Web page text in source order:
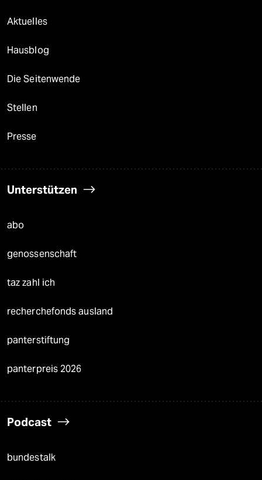
Aktuelles
Hausblog
Die Seitenwende
Stellen
Presse
Unterstützen
abo
genossenschaft
taz zahl ich
recherchefonds ausland
panterstiftung
panterpreis 2026
Podcast
bundestalk